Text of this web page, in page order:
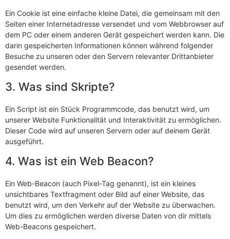
Ein Cookie ist eine einfache kleine Datei, die gemeinsam mit den
Seiten einer Internetadresse versendet und vom Webbrowser auf
dem PC oder einem anderen Gerät gespeichert werden kann. Die
darin gespeicherten Informationen können während folgender
Besuche zu unseren oder den Servern relevanter Drittanbieter
gesendet werden.
3. Was sind Skripte?
Ein Script ist ein Stück Programmcode, das benutzt wird, um
unserer Website Funktionalität und Interaktivität zu ermöglichen.
Dieser Code wird auf unseren Servern oder auf deinem Gerät
ausgeführt.
4. Was ist ein Web Beacon?
Ein Web-Beacon (auch Pixel-Tag genannt), ist ein kleines
unsichtbares Textfragment oder Bild auf einer Website, das
benutzt wird, um den Verkehr auf der Website zu überwachen.
Um dies zu ermöglichen werden diverse Daten von dir mittels
Web-Beacons gespeichert.